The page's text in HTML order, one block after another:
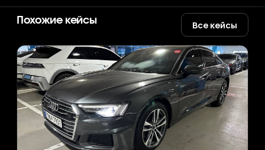
Похожие кейсы Все кейсы